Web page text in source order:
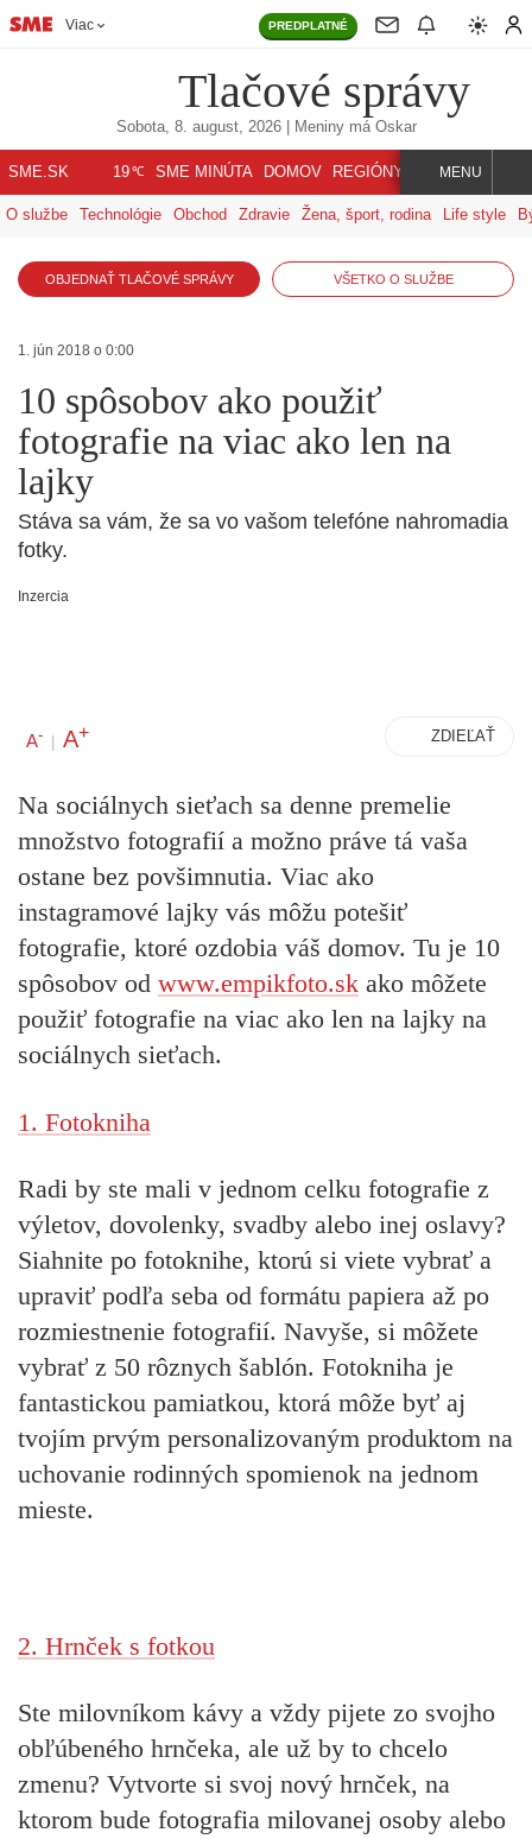
Viac PREDPLATNÉ
Tlačové správy
Sobota, 8. august, 2026| Meniny má Oskar
SME.SK 19℃ SME MINÚTA DOMOV REGIÓNY INDEX SVET
MENU
O službe Technológie Obchod Zdravie Žena, šport, rodina Life style
OBJEDNAŤ TLAČOVÉ SPRÁVY VŠETKO O SLUŽBE
1. jún 2018 o 0:00
10 spôsobov ako použiť
fotografie na viac ako len na
lajky
Stáva sa vám, že sa vo vašom telefóne nahromadia
fotky.
Inzercia
A- | A+ ZDIEĽAŤ
Na sociálnych sieťach sa denne premelie
množstvo fotografií a možno práve tá vaša
ostane bez povšimnutia. Viac ako
instagramové lajky vás môžu potešiť
fotografie, ktoré ozdobia váš domov. Tu je 10
spôsobov od www.empikfoto.sk ako môžete
použiť fotografie na viac ako len na lajky na
sociálnych sieťach.
1. Fotokniha
Radi by ste mali v jednom celku fotografie z
výletov, dovolenky, svadby alebo inej oslavy?
Siahnite po fotoknihe, ktorú si viete vybrať a
upraviť podľa seba od formátu papiera až po
rozmiestnenie fotografií. Navyše, si môžete
vybrať z 50 rôznych šablón. Fotokniha je
fantastickou pamiatkou, ktorá môže byť aj
tvojím prvým personalizovaným produktom na
uchovanie rodinných spomienok na jednom
mieste.
2. Hrnček s fotkou
Ste milovníkom kávy a vždy pijete zo svojho
obľúbeného hrnčeka, ale už by to chcelo
zmenu? Vytvorte si svoj nový hrnček, na
ktorom bude fotografia milovanej osoby alebo